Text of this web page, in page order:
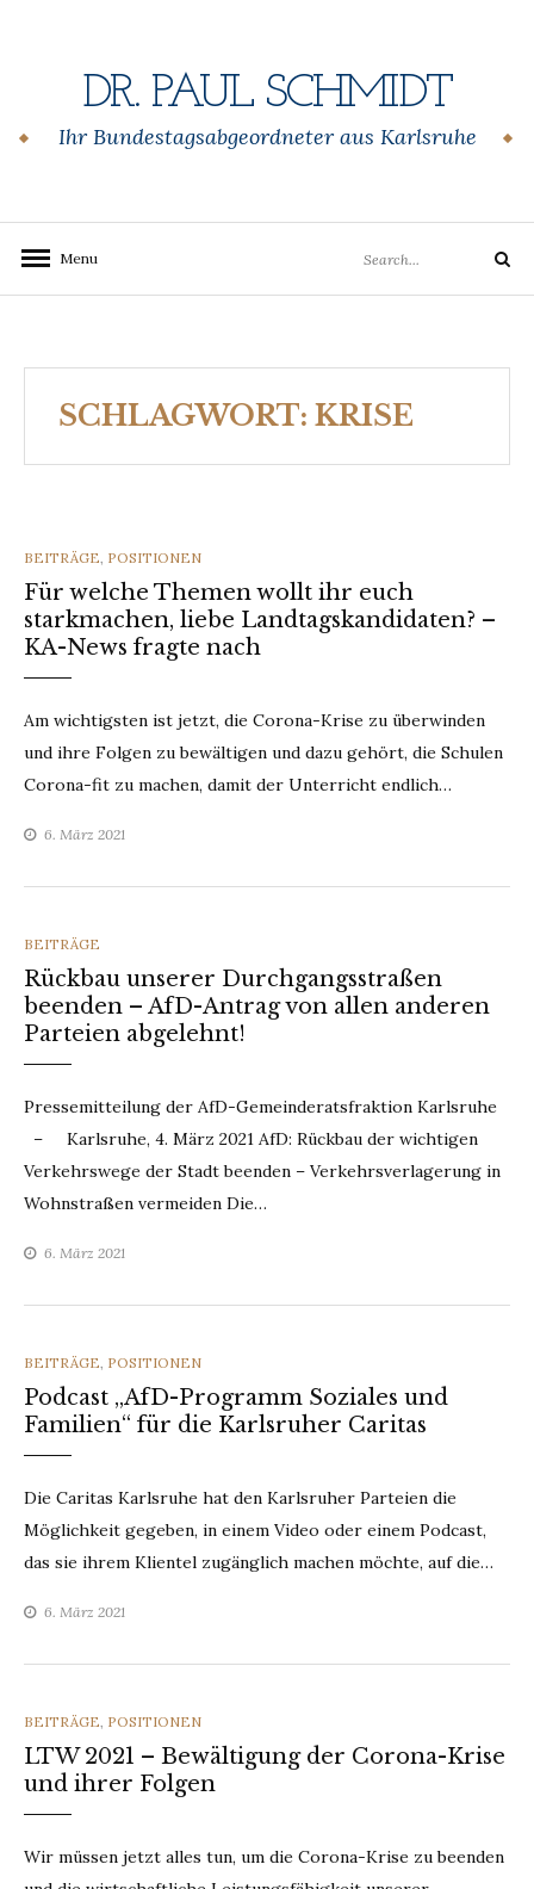
DR. PAUL SCHMIDT
Ihr Bundestagsabgeordneter aus Karlsruhe
Menu
for:
Search
SCHLAGWORT: KRISE
CATEGORIES
BEITRÄGE, POSITIONEN
Für welche Themen wollt ihr euch
starkmachen, liebe Landtagskandidaten? –
KA-News fragte nach
Am wichtigsten ist jetzt, die Corona-Krise zu überwinden
und ihre Folgen zu bewältigen und dazu gehört, die Schulen
Corona-fit zu machen, damit der Unterricht endlich…
6. März 2021
CATEGORIES
BEITRÄGE
Rückbau unserer Durchgangsstraßen
beenden – AfD-Antrag von allen anderen
Parteien abgelehnt!
Pressemitteilung der AfD-Gemeinderatsfraktion Karlsruhe
– Karlsruhe, 4. März 2021 AfD: Rückbau der wichtigen
Verkehrswege der Stadt beenden – Verkehrsverlagerung in
Wohnstraßen vermeiden Die…
6. März 2021
CATEGORIES
BEITRÄGE, POSITIONEN
Podcast „AfD-Programm Soziales und
Familien“ für die Karlsruher Caritas
Die Caritas Karlsruhe hat den Karlsruher Parteien die
Möglichkeit gegeben, in einem Video oder einem Podcast,
das sie ihrem Klientel zugänglich machen möchte, auf die…
6. März 2021
CATEGORIES
BEITRÄGE, POSITIONEN
LTW 2021 – Bewältigung der Corona-Krise
und ihrer Folgen
Wir müssen jetzt alles tun, um die Corona-Krise zu beenden